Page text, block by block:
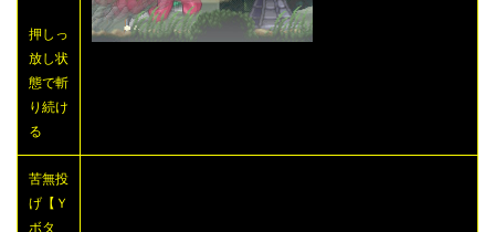
押しっ
放し状
態で斬
り続け
る
苦無投
げ【Ｙ
ボタ